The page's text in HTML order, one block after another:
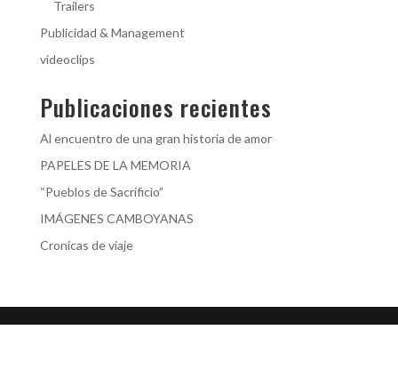
Trailers
Publicidad & Management
videoclips
Publicaciones recientes
Al encuentro de una gran historia de amor
PAPELES DE LA MEMORIA
“Pueblos de Sacrificio”
IMÁGENES CAMBOYANAS
Cronicas de viaje